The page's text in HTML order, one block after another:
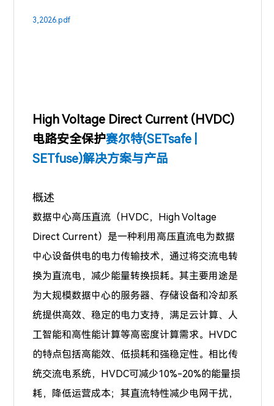
3,2026.pdf
High Voltage Direct Current (HVDC)
电路安全保护赛尔特(SETsafe |
SETfuse)解决方案与产品
概述
数据中心高压直流（HVDC，High Voltage
Direct Current）是一种利用高压直流电为数据
中心设备供电的电力传输技术，通过将交流电转
换为直流电，减少能量转换损耗。其主要用途是
为大规模数据中心的服务器、存储设备和冷却系
统提供高效、稳定的电力支持，满足云计算、人
工智能和高性能计算等高密度计算需求。HVDC
的特点包括高能效、低损耗和强稳定性。相比传
统交流电系统，HVDC可减少10%-20%的能量损
耗，降低运营成本；其直流特性减少电网干扰，